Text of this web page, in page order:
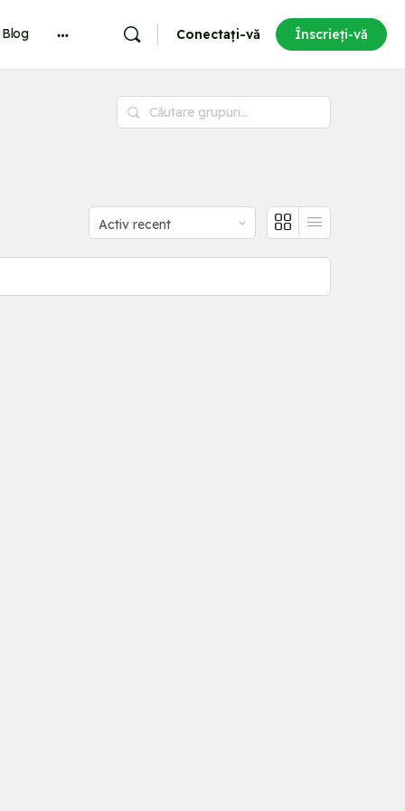
Blog
options
Conectați-vă Înscrieți-vă
Căutare
grupuri…
Comandat
de: